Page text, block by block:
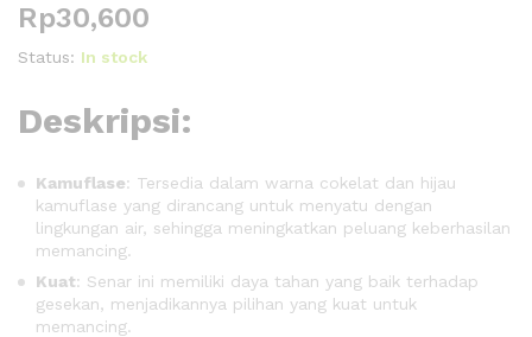
Rp30,600
Status: In stock
Deskripsi:
Kamuflase: Tersedia dalam warna cokelat dan hijau
kamuflase yang dirancang untuk menyatu dengan
lingkungan air, sehingga meningkatkan peluang keberhasilan
memancing.
Kuat: Senar ini memiliki daya tahan yang baik terhadap
gesekan, menjadikannya pilihan yang kuat untuk
memancing.